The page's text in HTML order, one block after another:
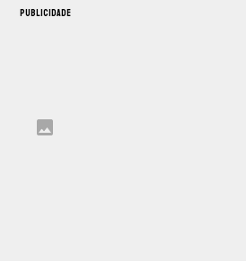
PUBLICIDADE